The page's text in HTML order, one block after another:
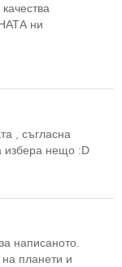
ни
, съгласна
избера нещо :D
написаното.
планети и